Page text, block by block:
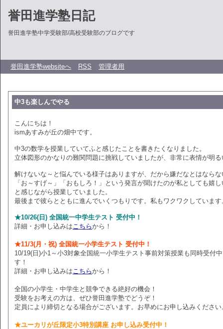
誉田進学塾日記
誉田進学塾中学受験部/高校受験部のブログです
誉田進学塾websiteへ RSS 管理者用
中3も楽しんでやる
こんにちは！
ismあすみが丘の畑中です。
中3の数学を授業していてふと感じたことを書きたくなりました。
立体図形のかなりの難関問題に挑戦していましたが、非常に表情が明る
解けないな～と悩んでいる様子はありますが、だから嫌だなとはならな
「お～すげ～」「おもしろ！」という発言が聞けたのが私としても嬉
と感じながら授業していました。
最後まで彼らとともに進んでいくつもりです。私もワクワクしています
★10/26(日) 全国統一中学生テスト 受付中！
詳細・お申し込みはこちらから！
★11/3(月・祝) 全国統一小学生テスト 受付中！
10/19(日)小1～小3対象全国統一小学生テスト事前対策授業も同時受付
す！
詳細・お申し込みはこちらから！
全国の小学生・中学生と競争できる絶好の機会！
受験をお考えの方は、ぜひ誉田進学塾でどうぞ！
定員により締切となる場合がございます。お早めにお申し込みください
★ユーカリが丘限定小3特別講座 お申し込み受付中！